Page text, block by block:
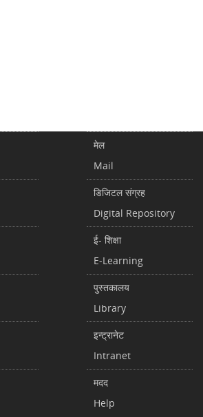
मेल
Mail
डिजिटल संग्रह
Digital Repository
ई- शिक्षा
E-Learning
पुस्तकालय
Library
इन्ट्रानेट
Intranet
मदद
Help